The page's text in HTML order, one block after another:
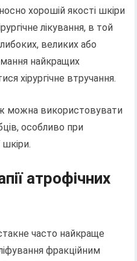
хорошій якості шкіри
лікування, в той
великих або
найкращих
хірургічне втручання.
можна використовувати
особливо при
шкіри.
атрофічних
часто найкраще
фракційним